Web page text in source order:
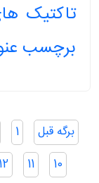
تاکتیک
برچسب
صفحه‌بندی
نوشته‌ها
برگه قبل 1
10
11
12